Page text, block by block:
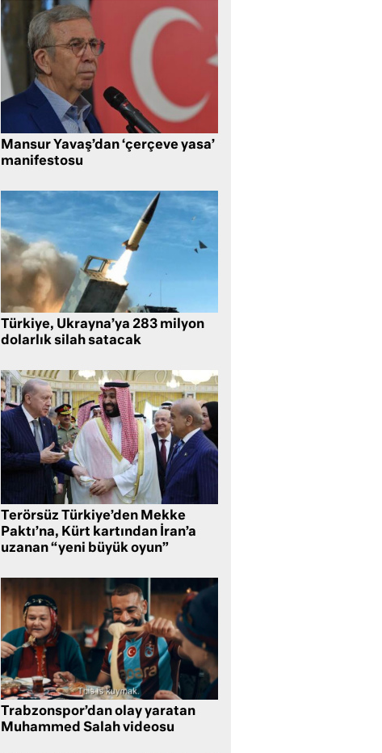
Mansur Yavaş’dan ‘çerçeve yasa’
manifestosu
Türkiye, Ukrayna’ya 283 milyon
dolarlık silah satacak
Terörsüz Türkiye’den Mekke
Paktı’na, Kürt kartından İran’a
uzanan “yeni büyük oyun”
Trabzonspor’dan olay yaratan
Muhammed Salah videosu